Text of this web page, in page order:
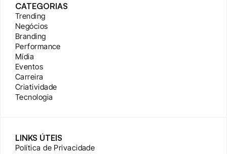
CATEGORIAS
Trending
Negócios
Branding
Performance
Mídia
Eventos
Carreira
Criatividade
Tecnologia
LINKS ÚTEIS
Política de Privacidade